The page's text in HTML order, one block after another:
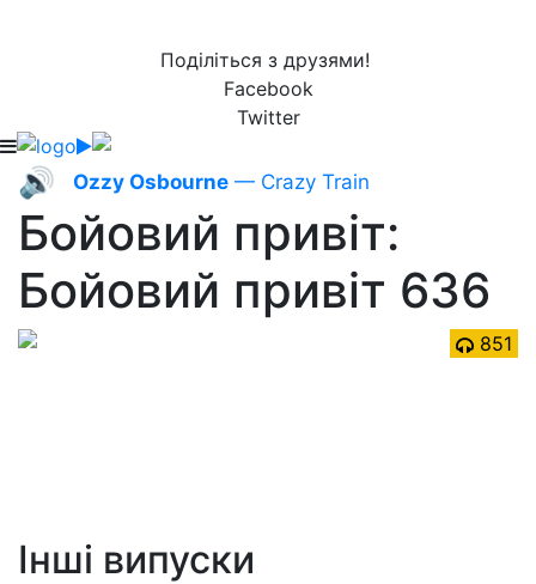
Поділіться з друзями!
Facebook
Twitter
🔊 Ozzy Osbourne — Crazy Train
Бойовий привіт:
Бойовий привіт 636
851
Інші випуски